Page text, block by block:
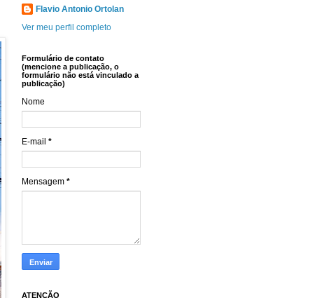
Flavio Antonio Ortolan
Ver meu perfil completo
Formulário de contato
(mencione a publicação, o
formulário não está vinculado a
publicação)
Nome
E-mail *
Mensagem *
ATENÇÃO